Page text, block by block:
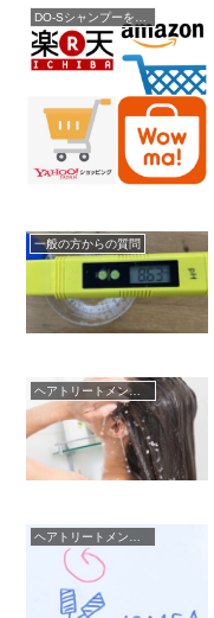
DO-Sシャンプーを購入
一般の方からの質問
ヘアトリートメントの真実
ヘアトリートメントの真実